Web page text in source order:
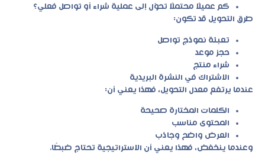
كم عميلًا محتملًا تحوّل إلى عملية شراء أو تواصل فعلي؟
طرق التحويل قد تكون:
تعبئة نموذج تواصل
حجز موعد
شراء منتج
الاشتراك في النشرة البريدية
عندما يرتفع معدل التحويل، فهذا يعني أن:
الكلمات المختارة صحيحة
المحتوى مناسب
العرض واضح وجاذب
وعندما ينخفض، فهذا يعني أن الاستراتيجية تحتاج ضبطًا.